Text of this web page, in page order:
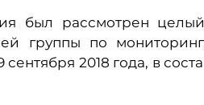
был рассмотрен
группы по
сентября 2018 года, в